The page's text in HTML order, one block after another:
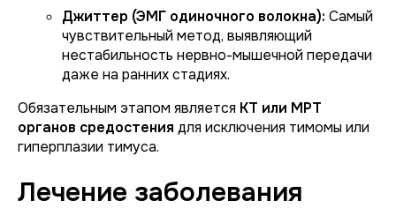
Джиттер (ЭМГ одиночного волокна): Самый
чувствительный метод, выявляющий
нестабильность нервно-мышечной передачи
даже на ранних стадиях.
Обязательным этапом является КТ или МРТ
органов средостения для исключения тимомы или
гиперплазии тимуса.
Лечение заболевания